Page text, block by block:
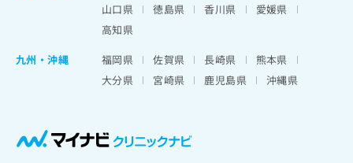
山口県
徳島県 香川県
愛媛県
高知県
九州・沖縄
福岡県 佐賀県 長崎県
熊本県
大分県
宮崎県 鹿児島県 沖縄県